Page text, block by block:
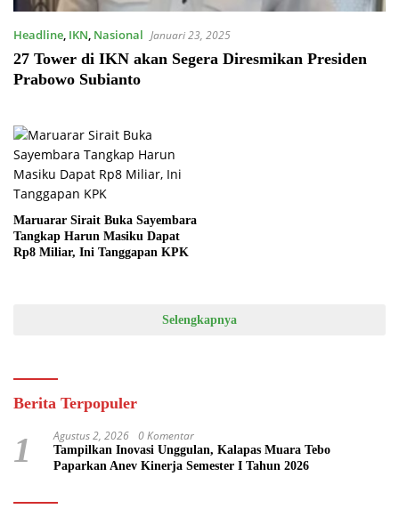
Headline, IKN, Nasional Januari 23, 2025
27 Tower di IKN akan Segera Diresmikan Presiden
Prabowo Subianto
Maruarar Sirait Buka Sayembara
Tangkap Harun Masiku Dapat
Rp8 Miliar, Ini Tanggapan KPK
Selengkapnya
Berita Terpopuler
1 Agustus 2, 2026 0 Komentar
Tampilkan Inovasi Unggulan, Kalapas Muara Tebo
Paparkan Anev Kinerja Semester I Tahun 2026